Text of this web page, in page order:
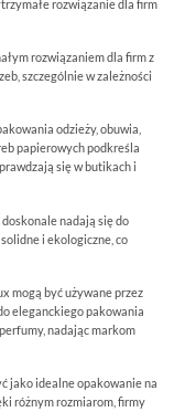
rozwiązanie dla firm
rozwiązaniem dla firm z
szczególnie w zależności
odzieży, obuwia,
papierowych podkreśla
się w butikach i
nadają się do
i ekologiczne, co
mogą być używane przez
eleganckiego pakowania
nadając markom
jako idealne opakowanie na
różnym rozmiarom, firmy